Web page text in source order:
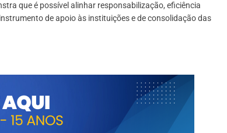
que é possível alinhar responsabilização, eficiência
de apoio às instituições e de consolidação das